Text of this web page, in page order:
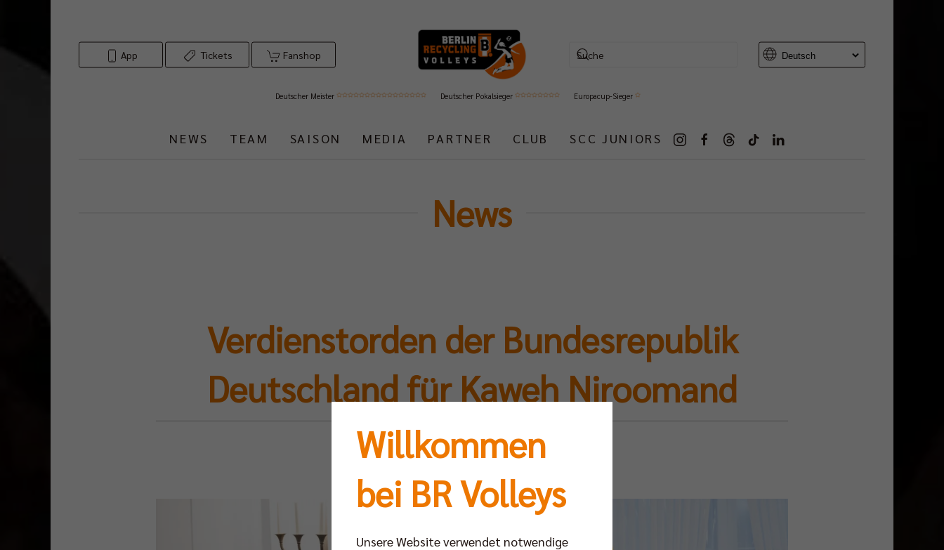
App Tickets Fanshop
Deutscher Meister Deutscher Pokalsieger Europacup-Sieger
NEWS TEAM SAISON MEDIA PARTNER CLUB SCC JUNIORS
News
Verdienstorden der Bundesrepublik
Deutschland für Kaweh Niroomand
Mi 04.12.2024
Willkommen
bei BR Volleys
Unsere Website verwendet notwendige